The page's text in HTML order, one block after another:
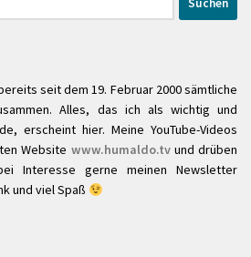
seit dem 19. Februar 2000 sämtliche
Alles, das ich als wichtig und
erscheint hier. Meine YouTube-Videos
Website www.humaldo.tvund drüben
Interesse gerne meinen Newsletter
und viel Spaß